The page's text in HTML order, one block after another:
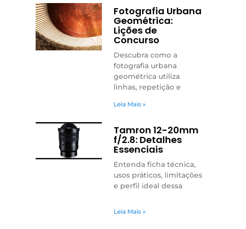
Fotografia Urbana
Geométrica:
Lições de
Concurso
Descubra como a
fotografia urbana
geométrica utiliza
linhas, repetição e
Leia Mais »
Tamron 12-20mm
f/2.8: Detalhes
Essenciais
Entenda ficha técnica,
usos práticos, limitações
e perfil ideal dessa
Leia Mais »